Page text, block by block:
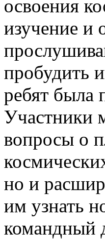
освоения
изучение и
пробудить
ребят была
Участники
вопросы о
но и
им узнать
командный